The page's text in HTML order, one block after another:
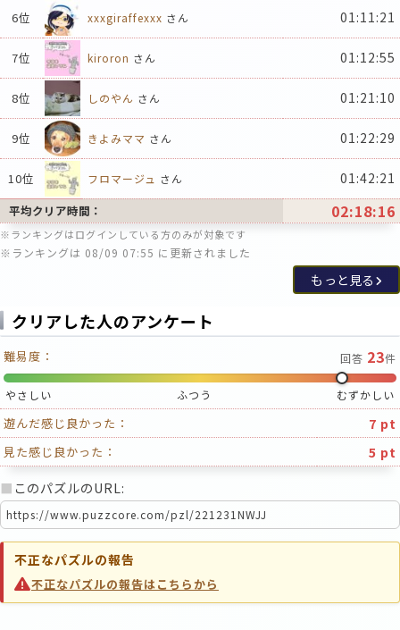
6位 xxxgiraffexxx さん 01:11:21
7位 kiroron さん 01:12:55
8位 しのやん さん 01:21:10
9位 きよみママ さん 01:22:29
10位 フロマージュ さん 01:42:21
平均クリア時間： 02:18:16
※ランキングはログインしている方のみが対象です
※ランキングは 08/09 07:55 に更新されました
もっと見る
クリアした人のアンケート
難易度： 回答 23件
やさしい ふつう むずかしい
遊んだ感じ良かった： 7 pt
見た感じ良かった：
5 pt
■ このパズルのURL:
不正なパズルの報告
不正なパズルの報告はこちらから